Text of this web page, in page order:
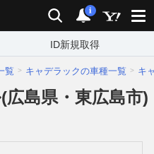
検索 通知
i
ID新規取得
覧 キャデラックの車種一覧 キ
島県・東広島市)